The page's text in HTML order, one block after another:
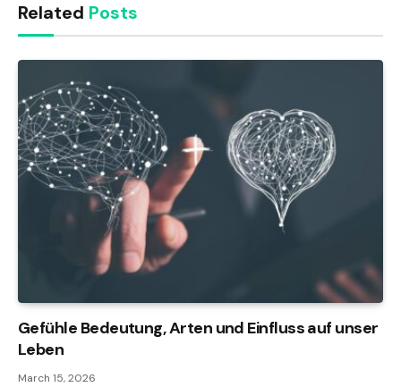
Related Posts
Gefühle Bedeutung, Arten und Einfluss auf unser
Leben
March 15, 2026